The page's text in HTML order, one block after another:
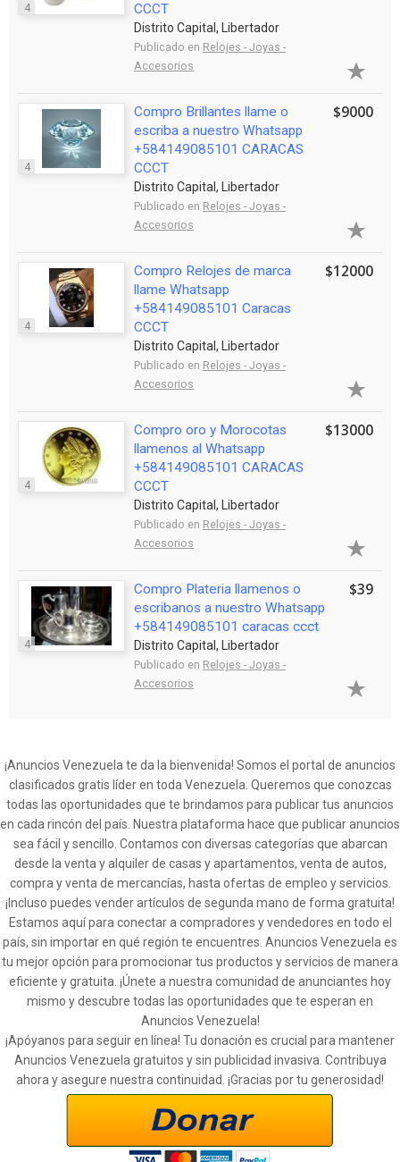
4
CCCT
Distrito Capital, Libertador
Publicado en Relojes - Joyas -
Accesorios
4
Compro Brillantes llame o
escriba a nuestro Whatsapp
+584149085101 CARACAS
CCCT
Distrito Capital, Libertador
Publicado en Relojes - Joyas -
Accesorios
$9000
4
Compro Relojes de marca
llame Whatsapp
+584149085101 Caracas
CCCT
Distrito Capital, Libertador
Publicado en Relojes - Joyas -
Accesorios
$12000
4
Compro oro y Morocotas
llamenos al Whatsapp
+584149085101 CARACAS
CCCT
Distrito Capital, Libertador
Publicado en Relojes - Joyas -
Accesorios
$13000
4
Compro Plateria llamenos o
escribanos a nuestro Whatsapp
+584149085101 caracas ccct
Distrito Capital, Libertador
Publicado en Relojes - Joyas -
Accesorios
$39
¡Anuncios Venezuela te da la bienvenida! Somos el portal de anuncios
clasificados gratis líder en toda Venezuela. Queremos que conozcas
todas las oportunidades que te brindamos para publicar tus anuncios
en cada rincón del país. Nuestra plataforma hace que publicar anuncios
sea fácil y sencillo. Contamos con diversas categorías que abarcan
desde la venta y alquiler de casas y apartamentos, venta de autos,
compra y venta de mercancías, hasta ofertas de empleo y servicios.
¡Incluso puedes vender artículos de segunda mano de forma gratuita!
Estamos aquí para conectar a compradores y vendedores en todo el
país, sin importar en qué región te encuentres. Anuncios Venezuela es
tu mejor opción para promocionar tus productos y servicios de manera
eficiente y gratuita. ¡Únete a nuestra comunidad de anunciantes hoy
mismo y descubre todas las oportunidades que te esperan en
Anuncios Venezuela!
¡Apóyanos para seguir en línea! Tu donación es crucial para mantener
Anuncios Venezuela gratuitos y sin publicidad invasiva. Contribuya
ahora y asegure nuestra continuidad. ¡Gracias por tu generosidad!